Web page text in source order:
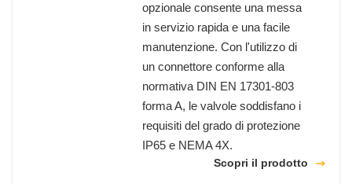
opzionale consente una messa
in servizio rapida e una facile
manutenzione. Con l'utilizzo di
un connettore conforme alla
normativa DIN EN 17301-803
forma A, le valvole soddisfano i
requisiti del grado di protezione
IP65 e NEMA 4X.
Scopri il prodotto